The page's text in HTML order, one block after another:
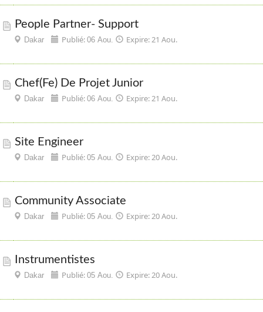
People Partner- Support
Dakar Publié: 06 Aou. Expire: 21 Aou.
Chef(fe) De Projet Junior
Dakar Publié: 06 Aou. Expire: 21 Aou.
Site Engineer
Dakar Publié: 05 Aou. Expire: 20 Aou.
Community Associate
Dakar Publié: 05 Aou. Expire: 20 Aou.
Instrumentistes
Dakar Publié: 05 Aou. Expire: 20 Aou.